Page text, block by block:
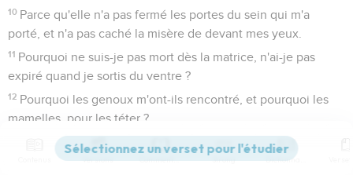
10 Parce qu'elle n'a pas fermé les portes du sein qui m'a
porté, et n'a pas caché la misère de devant mes yeux.
11 Pourquoi ne suis-je pas mort dès la matrice, n'ai-je pas
expiré quand je sortis du ventre ?
12 Pourquoi les genoux m'ont-ils rencontré, et pourquoi les
mamelles, pour les téter ?
Car maintenant je serais couché et je serais tranquille, je
dormirais : alors j'aurai du repos,
Versions Commentaires Strong